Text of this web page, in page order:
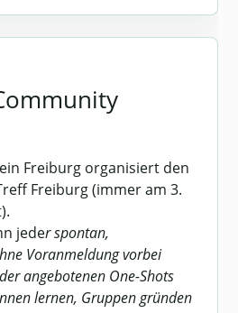
Freiburg organisiert den
Freiburg (immer am 3.
jeder spontan,
Voranmeldung vorbei
angebotenen One-Shots
lernen, Gruppen gründen